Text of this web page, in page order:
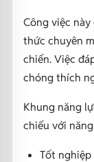
Công việc
thức chuyên
chiến. Việc
chóng thích
Khung năng
chiếu với
Tốt nghiệp